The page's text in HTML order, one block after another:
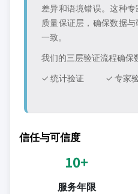
差异和语境错误。这种
质量保证层，确保数据
一致。
我们的三层验证流程确保
✓ 统计验证
✓ 专家
信任与可信度
10+
服务年限